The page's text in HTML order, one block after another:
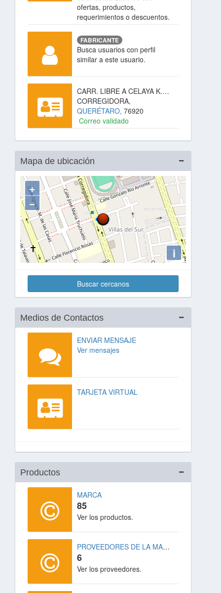
ofertas, productos,
requerimientos o descuentos.
FABRICANTE
Busca usuarios con perfil
similar a este usuario.
CARR. LIBRE A CELAYA K.M. 8.5, INDUSTRIAL BALVANERA,
CORREGIDORA,
QUERÉTARO, 76920
Correo validado
Mapa de ubicación
+
−
i
Buscar cercanos
Medios de Contactos
ENVIAR MENSAJE
Ver mensajes
TARJETA VIRTUAL
Productos
MARCA
85
Ver los productos.
PROVEEDORES DE LA MARCA
6
Ver los proveedores.